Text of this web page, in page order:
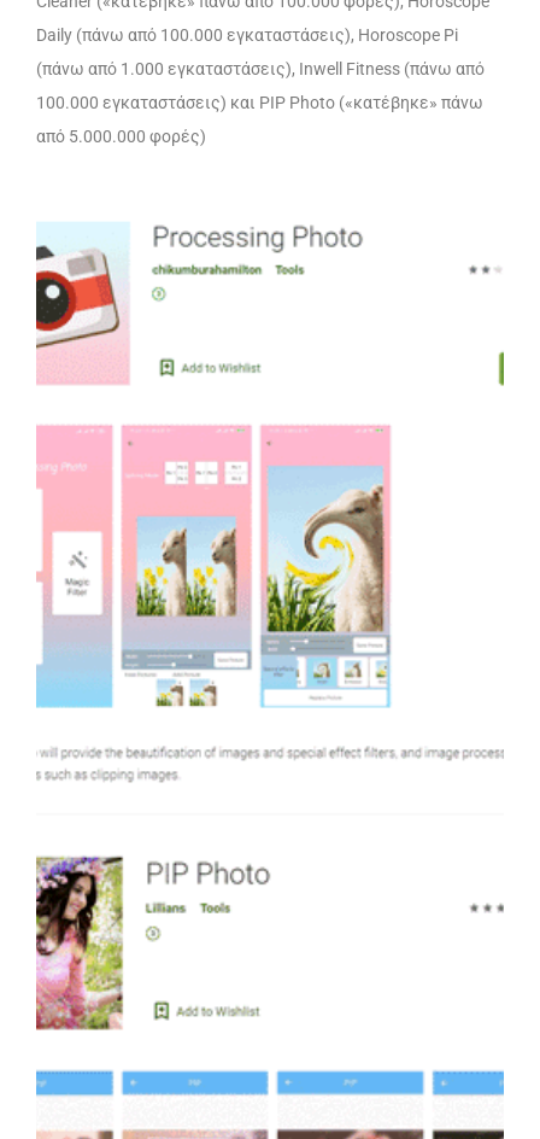
Daily (πάνω από 100.000 εγκαταστάσεις), Horoscope Pi
(πάνω από 1.000 εγκαταστάσεις), Inwell Fitness (πάνω από
100.000 εγκαταστάσεις) και PIP Photo («κατέβηκε» πάνω
από 5.000.000 φορές)